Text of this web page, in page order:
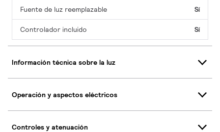
Fuente de luz reemplazable Sí
Controlador incluido Sí
Información técnica sobre la luz
Operación y aspectos eléctricos
Controles y atenuación